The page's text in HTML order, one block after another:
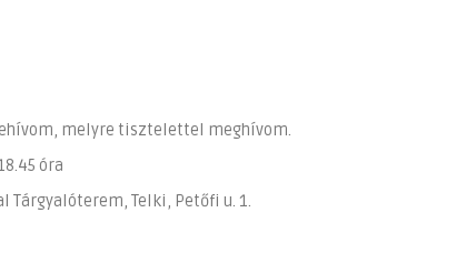
melyre tisztelettel meghívom.
óra
Telki, Petőfi u. 1.